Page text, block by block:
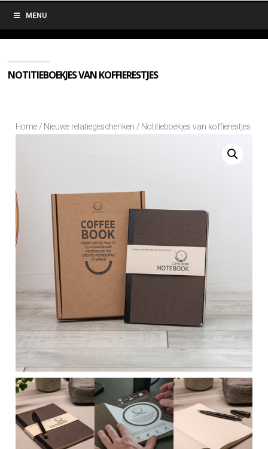
MENU
NOTITIEBOEKJES VAN KOFFIERESTJES
Home / Nieuwe relatiegeschenken / Notitieboekjes van koffierestjes